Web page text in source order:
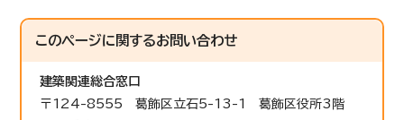
このページに関するお問い合わせ
建築関連総合窓口
〒124-8555 葛飾区立石5-13-1 葛飾区役所3階